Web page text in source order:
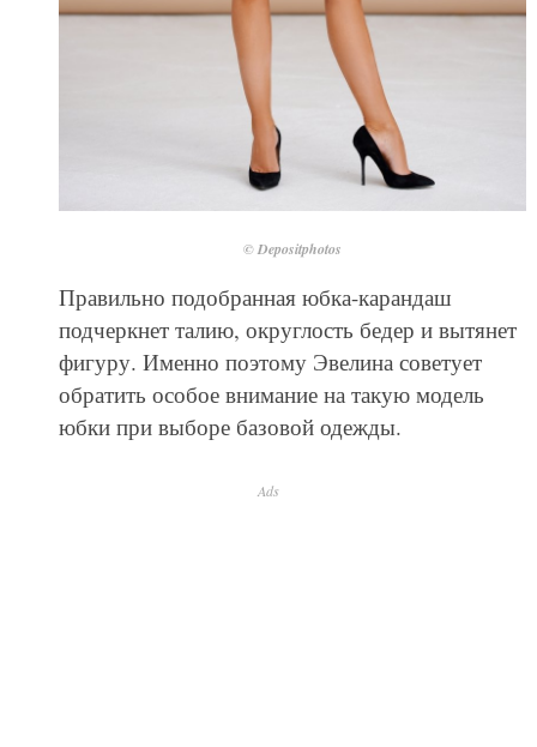
© Depositphotos
Правильно подобранная юбка-карандаш
подчеркнет талию, округлость бедер и вытянет
фигуру. Именно поэтому Эвелина советует
обратить особое внимание на такую модель
юбки при выборе базовой одежды.
Ads